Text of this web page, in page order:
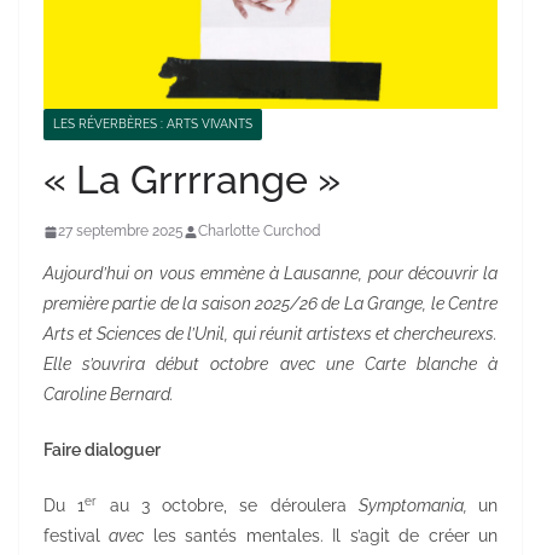
LES RÉVERBÈRES : ARTS VIVANTS
« La Grrrrange »
27 septembre 2025 Charlotte Curchod
Aujourd’hui on vous emmène à Lausanne, pour découvrir la
première partie de la saison 2025/26 de La Grange, le Centre
Arts et Sciences de l’Unil, qui réunit artistexs et chercheurexs.
Elle s’ouvrira début octobre avec une Carte blanche à
Caroline Bernard.
Faire dialoguer
Du 1er au 3 octobre, se déroulera Symptomania, un
festivalavec les santés mentales. Il s’agit de créer un